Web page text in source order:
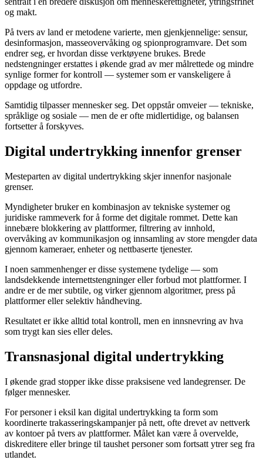
og makt.
På tvers av land er metodene varierte, men gjenkjennelige: sensur,
desinformasjon, masseovervåking og spionprogramvare. Det som
endrer seg, er hvordan disse verktøyene brukes. Brede
nedstengninger erstattes i økende grad av mer målrettede og mindre
synlige former for kontroll — systemer som er vanskeligere å
oppdage og utfordre.
Samtidig tilpasser mennesker seg. Det oppstår omveier — tekniske,
språklige og sosiale — men de er ofte midlertidige, og balansen
fortsetter å forskyves.
Digital undertrykking innenfor grenser
Mesteparten av digital undertrykking skjer innenfor nasjonale
grenser.
Myndigheter bruker en kombinasjon av tekniske systemer og
juridiske rammeverk for å forme det digitale rommet. Dette kan
innebære blokkering av plattformer, filtrering av innhold,
overvåking av kommunikasjon og innsamling av store mengder data
gjennom kameraer, enheter og nettbaserte tjenester.
I noen sammenhenger er disse systemene tydelige — som
landsdekkende internettstengninger eller forbud mot plattformer. I
andre er de mer subtile, og virker gjennom algoritmer, press på
plattformer eller selektiv håndheving.
Resultatet er ikke alltid total kontroll, men en innsnevring av hva
som trygt kan sies eller deles.
Transnasjonal digital undertrykking
I økende grad stopper ikke disse praksisene ved landegrenser. De
følger mennesker.
For personer i eksil kan digital undertrykking ta form som
koordinerte trakasseringskampanjer på nett, ofte drevet av nettverk
av kontoer på tvers av plattformer. Målet kan være å overvelde,
diskreditere eller bringe til taushet personer som fortsatt ytrer seg fra
utlandet.